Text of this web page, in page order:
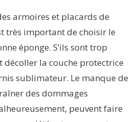
armoires et placards de
très important de choisir le
éponge. S’ils sont trop
décoller la couche protectrice
sublimateur. Le manque de
des dommages
peuvent faire